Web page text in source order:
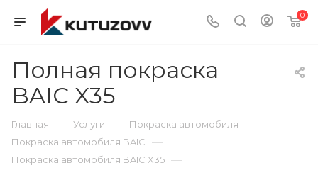
0
Полная покраска
BAIC X35
Главная — Услуги — Покраска автомобиля —
Покраска автомобиля BAIC —
Покраска автомобиля BAIC X35 —